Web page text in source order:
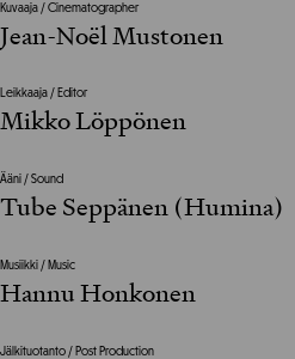
Kuvaaja / Cinematographer
Jean-Noël Mustonen
Leikkaaja / Editor
Mikko Löppönen
Ääni / Sound
Tube Seppänen (Humina)
Musiikki / Music
Hannu Honkonen
Jälkituotanto / Post Production